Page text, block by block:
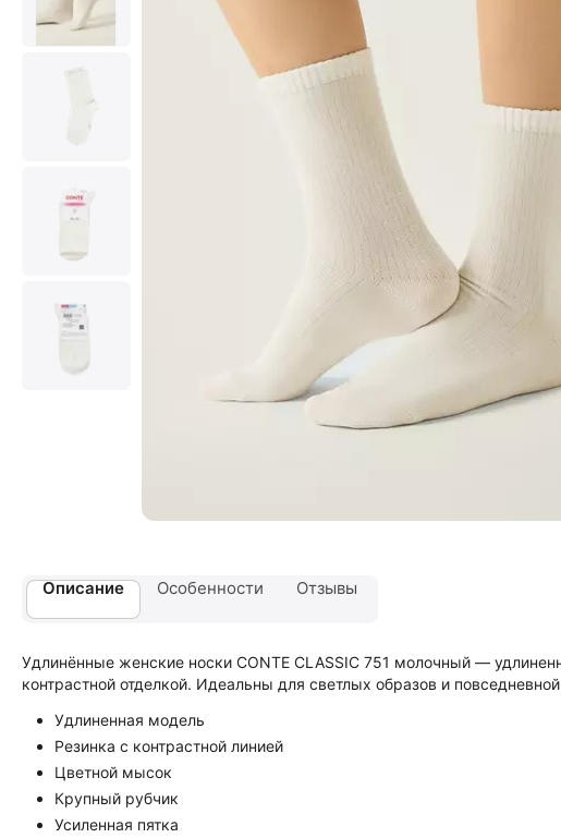
Описание Особенности Отзывы
Удлинённые женские носки CONTE CLASSIC 751 молочный —
контрастной отделкой. Идеальны для светлых образов и
Удлиненная модель
Резинка с контрастной линией
Цветной мысок
Крупный рубчик
Усиленная пятка